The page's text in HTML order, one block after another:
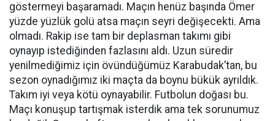
göstermeyi başaramadı. Maçın henüz başında Ömer
yüzde yüzlük golü atsa maçın seyri değişecekti. Ama
olmadı. Rakip ise tam bir deplasman takımı gibi
oynayıp istediğinden fazlasını aldı. Uzun süredir
yenilmediğimiz için övündüğümüz Karabudak’tan, bu
sezon oynadığımız iki maçta da boynu bükük ayrıldık.
Takım iyi veya kötü oynayabilir. Futbolun doğası bu.
Maçı konuşup tartışmak isterdik ama tek sorunumuz